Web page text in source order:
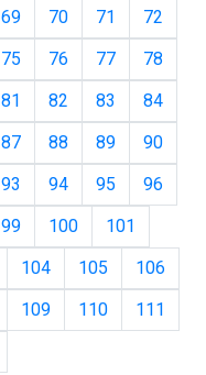
69 70 71
72
75 76 77
78
81 82 83
84
87 88 89
90
93 94 95
96
99 100
101
104 105
106
109 110
111